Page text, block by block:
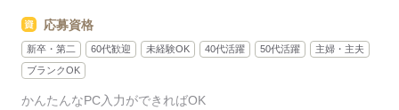
☆入職前にしっかりと具体的なお仕事内容や病院の雰囲気をお
伝えいたします。気になるところやご質問がございましたら、
応募資格
新卒・第二 60代歓迎 未経験OK 40代活躍 50代活躍
主婦・主夫
ブランクOK
かんたんなPC入力ができればOK